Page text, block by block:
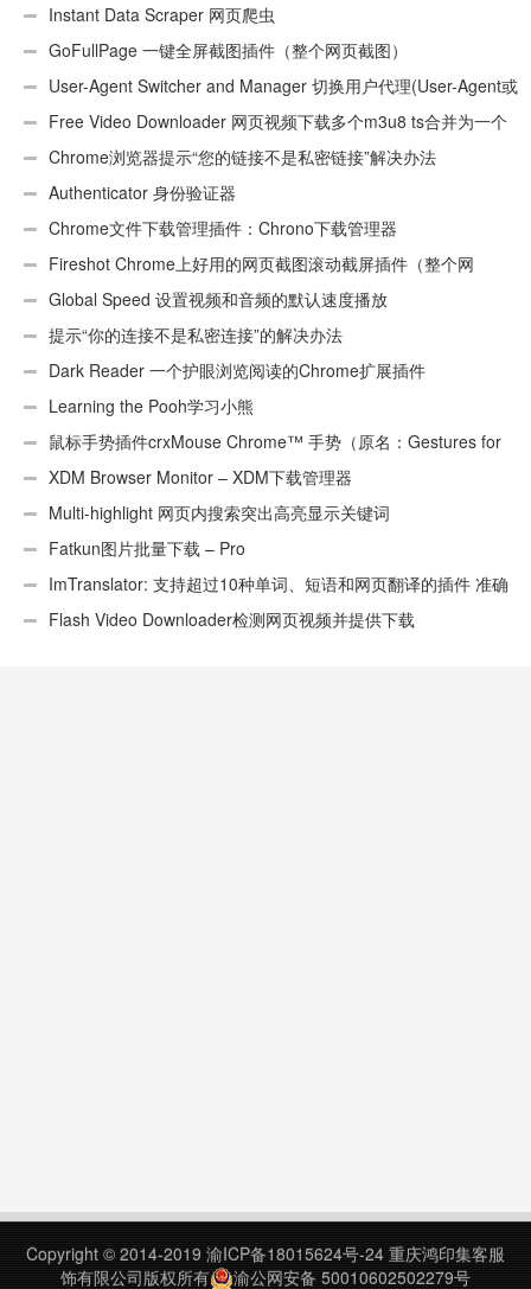
Instant Data Scraper 网页爬虫
GoFullPage 一键全屏截图插件（整个网页截图）
User-Agent Switcher and Manager 切换用户代理(User-Agent或
UA)Free Video Downloader 网页视频下载多个m3u8 ts合并为一个
ts文件Chrome浏览器提示“您的链接不是私密链接”解决办法
Authenticator 身份验证器
Chrome文件下载管理插件：Chrono下载管理器
Fireshot Chrome上好用的网页截图滚动截屏插件（整个网
页）Global Speed 设置视频和音频的默认速度播放
提示“你的连接不是私密连接”的解决办法
Dark Reader 一个护眼浏览阅读的Chrome扩展插件
Learning the Pooh学习小熊
鼠标手势插件crxMouse Chrome™ 手势（原名：Gestures for
Chrome(TM)汉化版）
XDM Browser Monitor – XDM下载管理器
Multi-highlight 网页内搜索突出高亮显示关键词
Fatkun图片批量下载 – Pro
ImTranslator: 支持超过10种单词、短语和网页翻译的插件 准确
性不错Flash Video Downloader检测网页视频并提供下载
Copyright © 2014-2019 渝ICP备18015624号-24 重庆鸿印集客服
饰有限公司版权所有
渝公网安备 50010602502279号